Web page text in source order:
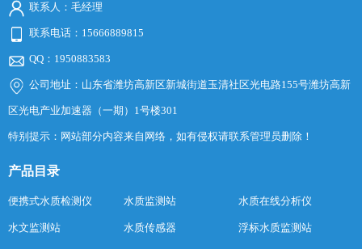
联系人：毛经理
联系电话：15666889815
QQ：1950883583
公司地址：山东省潍坊高新区新城街道玉清社区光电路155号潍坊高新
区光电产业加速器（一期）1号楼301
特别提示：网站部分内容来自网络，如有侵权请联系管理员删除！
产品目录
便携式水质检测仪 水质监测站 水质在线分析仪
水文监测站 水质传感器 浮标水质监测站